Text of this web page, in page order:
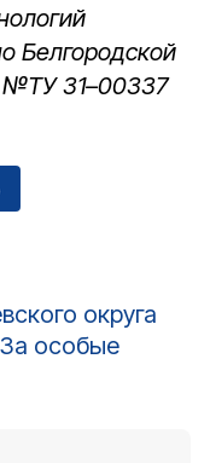
Белгородской
№ТУ 31–00337
округа
особые